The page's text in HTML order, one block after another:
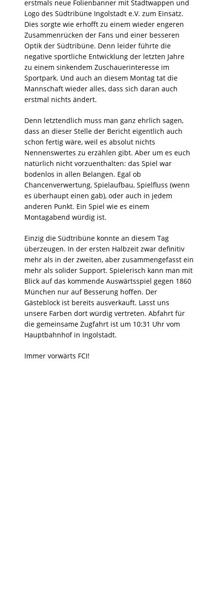
erstmals neue Folienbanner mit Stadtwappen und
Logo des Südtribüne Ingolstadt e.V. zum Einsatz.
Dies sorgte wie erhofft zu einem wieder engeren
Zusammenrücken der Fans und einer besseren
Optik der Südtribüne. Denn leider führte die
negative sportliche Entwicklung der letzten Jahre
zu einem sinkendem Zuschauerinteresse im
Sportpark. Und auch an diesem Montag tat die
Mannschaft wieder alles, dass sich daran auch
erstmal nichts ändert.
Denn letztendlich muss man ganz ehrlich sagen,
dass an dieser Stelle der Bericht eigentlich auch
schon fertig wäre, weil es absolut nichts
Nennenswertes zu erzählen gibt. Aber um es euch
natürlich nicht vorzuenthalten: das Spiel war
bodenlos in allen Belangen. Egal ob
Chancenverwertung, Spielaufbau, Spielfluss (wenn
es überhaupt einen gab), oder auch in jedem
anderen Punkt. Ein Spiel wie es einem
Montagabend würdig ist.
Einzig die Südtribüne konnte an diesem Tag
überzeugen. In der ersten Halbzeit zwar definitiv
mehr als in der zweiten, aber zusammengefasst ein
mehr als solider Support. Spielerisch kann man mit
Blick auf das kommende Auswärtsspiel gegen 1860
München nur auf Besserung hoffen. Der
Gästeblock ist bereits ausverkauft. Lasst uns
unsere Farben dort würdig vertreten. Abfahrt für
die gemeinsame Zugfahrt ist um 10:31 Uhr vom
Hauptbahnhof in Ingolstadt.
Immer vorwärts FCI!